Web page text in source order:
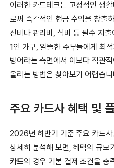
이러한 카드테크는 고정적인 생
로써 즉각적인 현금 수익을 창출
신비나 관리비, 식비 등 필수 지
1인 가구, 알뜰한 주부들에게 최
방어라는 측면에서 이보다 직관
올리는 방법은 찾아보기 어렵습니
주요 카드사 혜택 및
2026년 하반기 기준 주요 카드
상세히 분석해 보면, 혜택의 규모
카드의 경우 기본 결제 조건을 충